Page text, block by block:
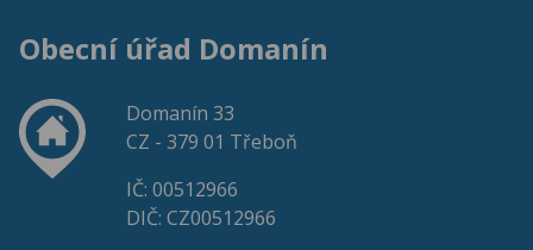
Obecní úřad Domanín
Domanín 33
CZ - 379 01 Třeboň
IČ: 00512966
DIČ: CZ00512966